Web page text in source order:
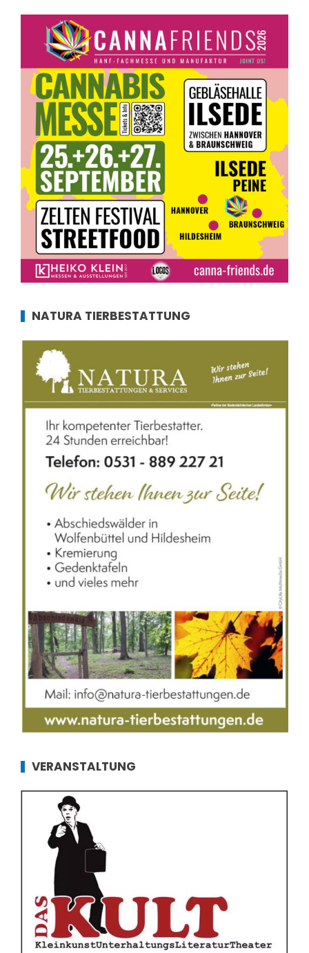
NATURA TIERBESTATTUNG
VERANSTALTUNG